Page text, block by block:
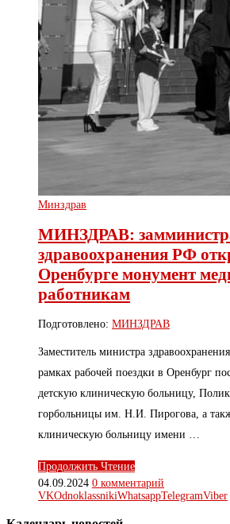
Минздрав
МИНЗДРАВ:
здравоохранения РФ
Оренбурге монумент
работникам
Подготовлено: МИНЗДРАВ
Заместитель министра
рамках рабочей поездки в Оренбург
детскую клиническую больницу,
горбольницы им. Н.И. Пирогова, а
клиническую больницу имени …
Продолжить Чтение
04.09.2024 0 комментарий
VKOdnoklassnikiWhatsappTelegramViber